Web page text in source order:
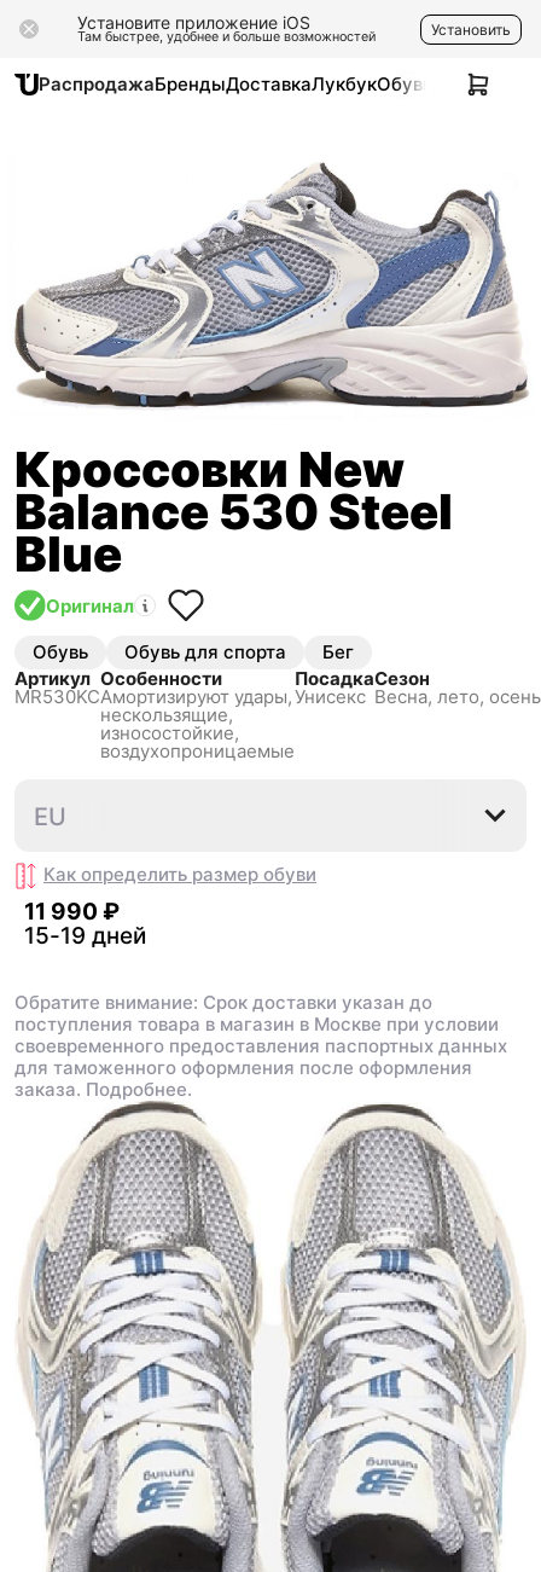
Установите приложение iOS
Там быстрее, удобнее и больше возможностей Установить
РаспродажаБрендыДоставкаЛукбукОбувь Одежда
Кроссовки New
Balance 530 Steel
Blue
Оригинал
Обувь Обувь для спорта
Бег
Артикул
MR530KC
Особенности
Амортизируют удары,
нескользящиe,
износостойкие,
воздухопроницаемые
Посадка
Унисекс
Сезон
Весна, лето,
38.5
EU
Как определить размер обуви
11 990 ₽
15-19 дней
Обратите внимание: Срок доставки указан до
поступления товара в магазин в Москве при условии
своевременного предоставления паспортных данных
для таможенного оформления после оформления
заказа. Подробнее.